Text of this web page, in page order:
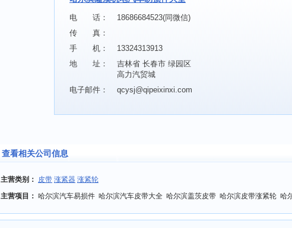
电 话：
18686684523(同微信)
传 真：
手 机：
13324313913
地 址：
吉林省 长春市 绿园区
高力汽贸城
电子邮件：
qcysj@qipeixinxi.com
查看相关公司信息
主营类别： 皮带 涨紧器 涨紧轮
主营项目： 哈尔滨汽车易损件 哈尔滨汽车皮带大全 哈尔滨盖茨皮带 哈尔滨皮带涨紧轮 哈